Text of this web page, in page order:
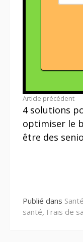
Lire
la
suite
Article précédent
4 solutions
optimiser le
être des
Publié dans Santé
santé, Frais de